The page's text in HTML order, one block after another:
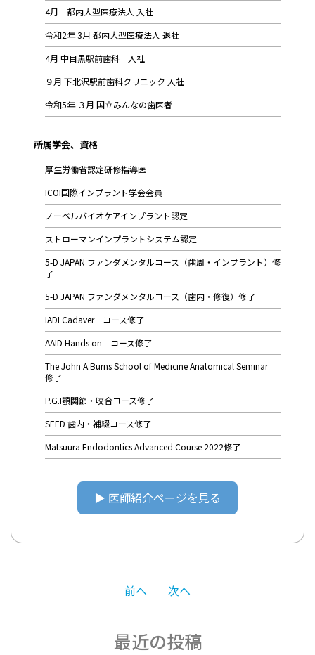
4月 都内大型医療法人 入社
令和2年 3月 都内大型医療法人 退社
4月 中目黒駅前歯科 入社
９月 下北沢駅前歯科クリニック 入社
令和5年 ３月 国立みんなの歯医者
所属学会、資格
厚生労働省認定研修指導医
ICOI国際インプラント学会会員
ノーベルバイオケアインプラント認定
ストローマンインプラントシステム認定
5-D JAPAN ファンダメンタルコース（歯周・インプラント）修
了
5-D JAPAN ファンダメンタルコース（歯内・修復）修了
IADI Cadaver コース修了
AAID Hands on コース修了
The John A.Burns School of Medicine Anatomical Seminar
修了
P.G.I顎関節・咬合コース修了
SEED 歯内・補綴コース修了
Matsuura Endodontics Advanced Course 2022修了
▶︎ 医師紹介ページを見る
投
稿
前へ 次へ
最近の投稿